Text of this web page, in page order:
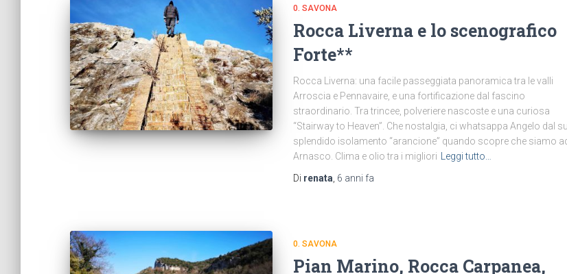
0. SAVONA
Rocca Liverna e lo scenografico
Forte**
Rocca Liverna: una facile passeggiata panoramica tra le valli
Arroscia e Pennavaire, e una fortificazione dal fascino
straordinario. Tra trincee, polveriere nascoste e una curiosa
“Stairway to Heaven”. Che nostalgia, ci whatsappa Angelo dal
splendido isolamento “arancione” quando scopre che siamo
Arnasco. Clima e olio tra i migliori
Leggi tutto…
Di renata 6 anni fa
0. SAVONA
Pian Marino, Rocca Carpanea,